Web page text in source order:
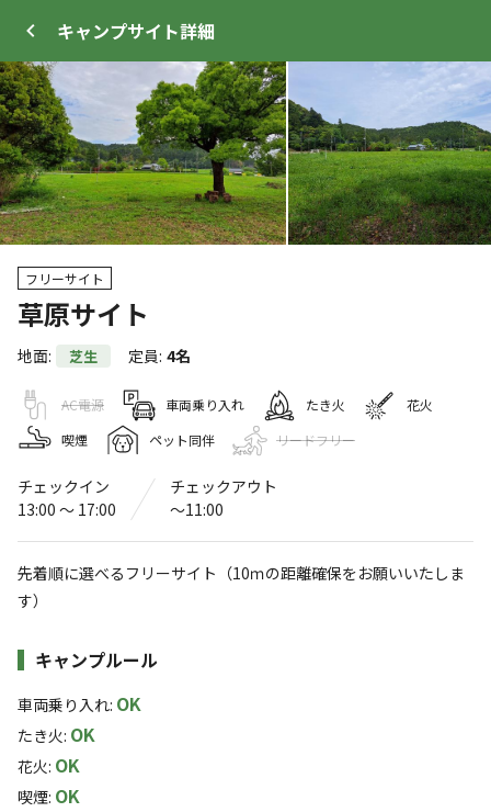
キャンプサイト詳細
フリーサイト
草原サイト
地面: 芝生 定員: 4名
AC電源 車両乗り入れ たき火
花火
喫煙
ペット同伴 リードフリー
チェックイン
13:00 〜 17:00
チェックアウト
〜11:00
先着順に選べるフリーサイト（10ｍの距離確保をお願いいたしま
す）
施設詳細
キャンプルール
車両乗り入れ: OK
たき火: OK
花火: OK
喫煙: OK
WEB予約可能 キャンプサイト 宿泊施設
Bamboo Camp Site 『いすみ源氏ぼ
たるの里』
4.3 件）
〒298-0025
灰捨て場
駐車場
※詳しくは「